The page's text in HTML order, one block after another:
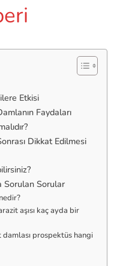
Etkisi
Faydaları
Dikkat Edilmesi
Sorulan Sorular
aşısı kaç ayda bir
prospektüs hangi